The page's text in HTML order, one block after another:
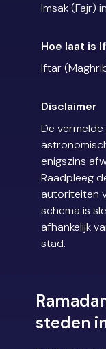
Imsak (Fajr)
Hoe laat is
Iftar
Disclaimer
De
enigszins
Raadpleeg
autoriteiten
schema is
afhankelijk
stad.
steden